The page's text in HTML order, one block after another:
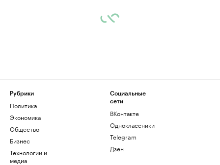
Рубрики
Политика
Экономика
Общество
Бизнес
Технологии и
медиа
Социальные
сети
ВКонтакте
Одноклассники
Telegram
Дзен